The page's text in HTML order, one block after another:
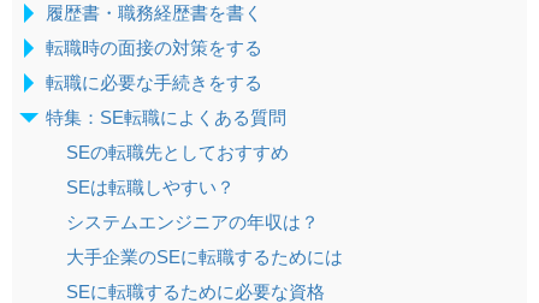
履歴書・職務経歴書を書く
転職時の面接の対策をする
転職に必要な手続きをする
特集：SE転職によくある質問
SEの転職先としておすすめ
SEは転職しやすい？
システムエンジニアの年収は？
大手企業のSEに転職するためには
SEに転職するために必要な資格